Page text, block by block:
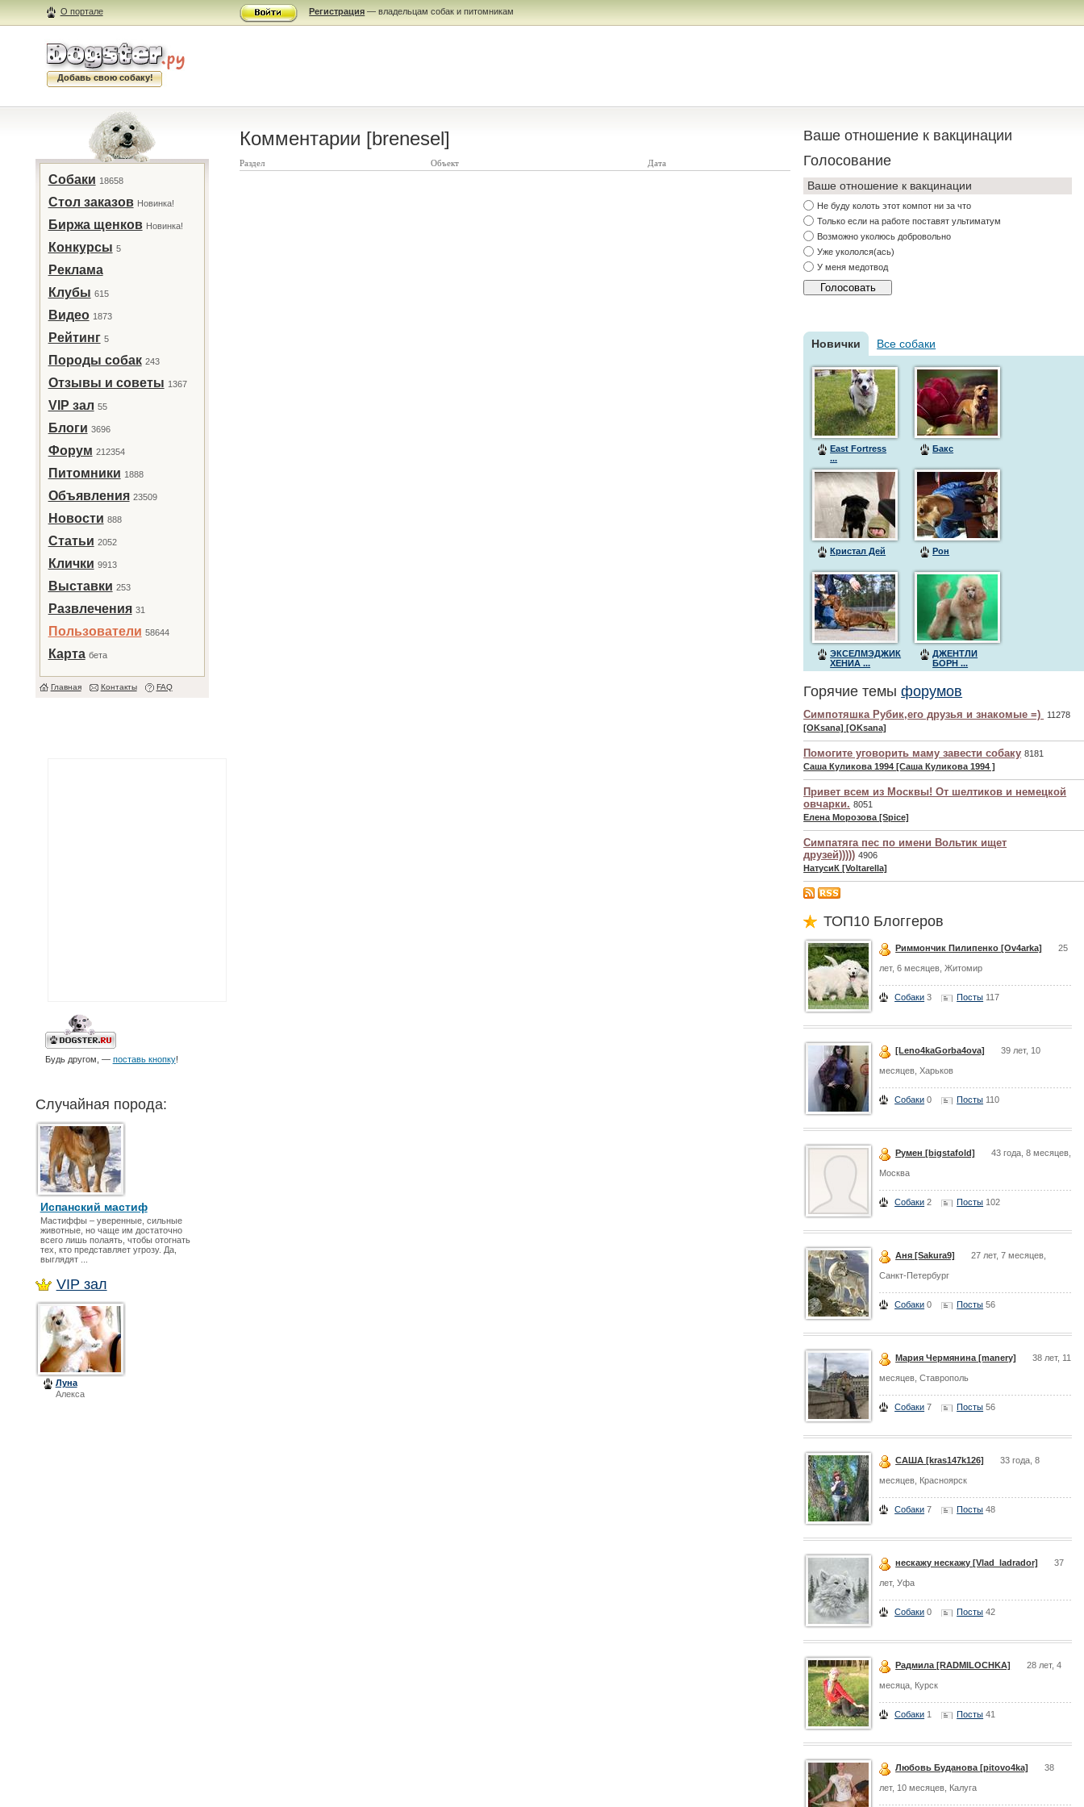
О портале Регистрация — владельцам собак и питомникам
Добавь свою собаку!
Собаки 18658
Стол заказов Новинка!
Биржа щенков Новинка!
Конкурсы 5
Реклама
Клубы 615
Видео 1873
Рейтинг 5
Породы собак 243
Отзывы и советы 1367
VIP зал 55
Блоги 3696
Форум 212354
Питомники 1888
Объявления 23509
Новости 888
Статьи 2052
Клички 9913
Выставки 253
Развлечения 31
Пользователи 58644
Карта бета
Главная Контакты FAQ
Будь другом, — поставь кнопку!
Случайная порода:
Иcпанский мастиф
Мастиффы – уверенные, сильные
животные, но чаще им достаточно
всего лишь полаять, чтобы отогнать
тех, кто представляет угрозу. Да,
выглядят ...
VIP зал
Луна
Алекса
Комментарии [brenesel]
Раздел Объект Дата
Ваше отношение к вакцинации
Голосование
Ваше отношение к вакцинации
Не буду колоть этот компот ни за что
Только если на работе поставят ультиматум
Возможно уколюсь добровольно
Уже укололся(ась)
У меня медотвод
Новички Все собаки
East Fortress
...
Бакс
Кристал Дей Рон
ЭКСЕЛМЭДЖИК
ХЕНИА ...
ДЖЕНТЛИ
БОРН ...
Горячие темыфорумов
Симпотяшка Рубик,его друзья и знакомые =)
11278
[OKsana] [OKsana]
Помогите уговорить маму завести собаку 8181
Саша Куликова 1994 [Саша Куликова 1994 ]
Привет всем из Москвы! От шелтиков и немецкой
овчарки. 8051
Елена Морозова [Spice]
Симпатяга пес по имени Вольтик ищет
друзей))))) 4906
НатусиК [Voltarella]
ТОП10 Блоггеров
Риммончик Пилипенко [Ov4arka] 25
лет, 6 месяцев, Житомир
Собаки 3 Посты 117
[Leno4kaGorba4ova] 39 лет, 10
месяцев, Харьков
Собаки 0 Посты 110
Румен [bigstafold] 43 года, 8 месяцев,
Москва
Собаки 2 Посты 102
Аня [Sakura9] 27 лет, 7 месяцев,
Санкт-Петербург
Собаки 0 Посты 56
Мария Чермянина [manery] 38 лет, 11
месяцев, Ставрополь
Собаки 7 Посты 56
САША [kras147k126] 33 года, 8
месяцев, Красноярск
Собаки 7 Посты 48
нескажу нескажу [Vlad_ladrador] 37
лет, Уфа
Собаки 0 Посты 42
Радмила [RADMILOCHKA] 28 лет, 4
месяца, Курск
Собаки 1 Посты 41
Любовь Буданова [pitovo4ka] 38
лет, 10 месяцев, Калуга